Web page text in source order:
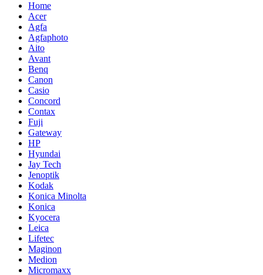
Home
Acer
Agfa
Agfaphoto
Aito
Avant
Benq
Canon
Casio
Concord
Contax
Fuji
Gateway
HP
Hyundai
Jay Tech
Jenoptik
Kodak
Konica Minolta
Konica
Kyocera
Leica
Lifetec
Maginon
Medion
Micromaxx